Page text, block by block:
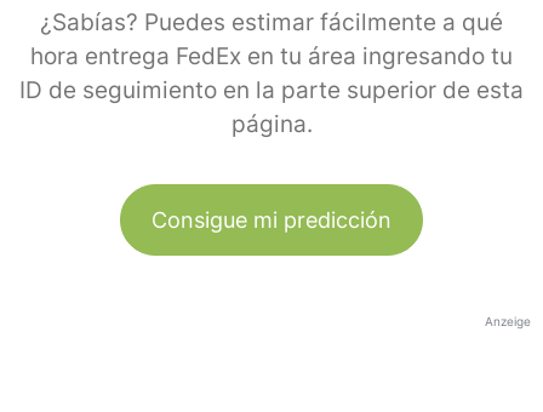
¿Sabías? Puedes estimar fácilmente a qué
hora entrega FedEx en tu área ingresando tu
ID de seguimiento en la parte superior de esta
página.
Consigue mi predicción
Anzeige